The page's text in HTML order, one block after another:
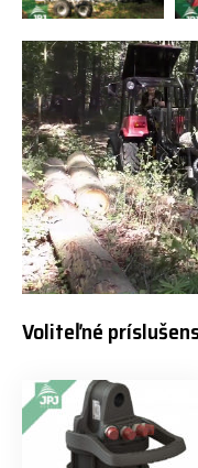
Voliteľné